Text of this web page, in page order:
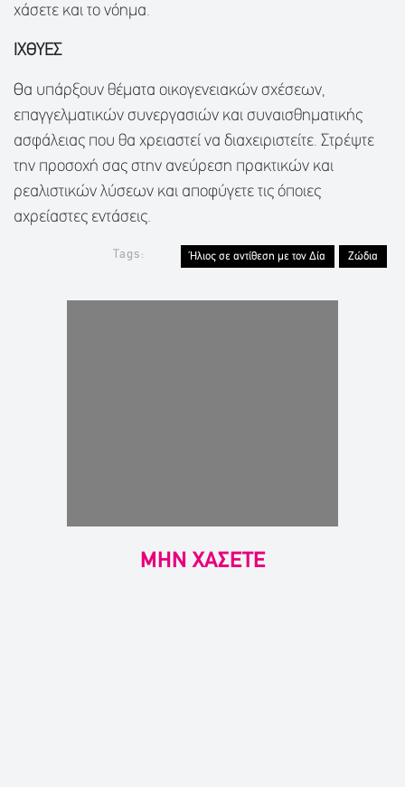
χάσετε και το νόημα.
ΙΧΘΥΕΣ
Θα υπάρξουν θέματα οικογενειακών σχέσεων,
επαγγελματικών συνεργασιών και συναισθηματικής
ασφάλειας που θα χρειαστεί να διαχειριστείτε. Στρέψτε
την προσοχή σας στην ανεύρεση πρακτικών και
ρεαλιστικών λύσεων και αποφύγετε τις όποιες
αχρείαστες εντάσεις.
Tags: Ήλιος σε αντίθεση με τον Δία Ζώδια
ΜΗΝ ΧΑΣΕΤΕ